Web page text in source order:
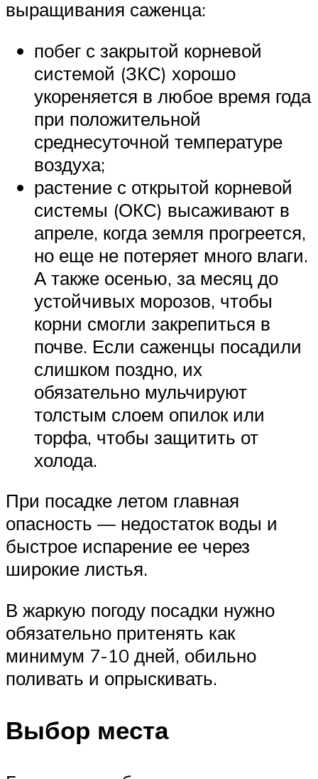
выращивания саженца:
побег с закрытой корневой
системой (ЗКС) хорошо
укореняется в любое время года
при положительной
среднесуточной температуре
воздуха;
растение с открытой корневой
системы (ОКС) высаживают в
апреле, когда земля прогреется,
но еще не потеряет много влаги.
А также осенью, за месяц до
устойчивых морозов, чтобы
корни смогли закрепиться в
почве. Если саженцы посадили
слишком поздно, их
обязательно мульчируют
толстым слоем опилок или
торфа, чтобы защитить от
холода.
При посадке летом главная
опасность — недостаток воды и
быстрое испарение ее через
широкие листья.
В жаркую погоду посадки нужно
обязательно притенять как
минимум 7-10 дней, обильно
поливать и опрыскивать.
Выбор места